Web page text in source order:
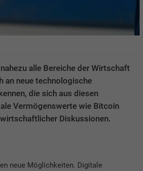
alle Bereiche der Wirtschaft
an neue technologische
die sich aus diesen
Vermögenswerte wie Bitcoin
Diskussionen.
neue Möglichkeiten. Digitale